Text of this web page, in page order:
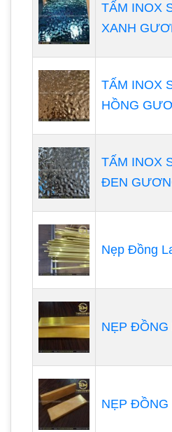
TẤM INOX
XANH
TẤM INOX
HỒNG
TẤM INOX
ĐEN
Nẹp Đồng
NẸP ĐỒNG
NẸP ĐỒNG